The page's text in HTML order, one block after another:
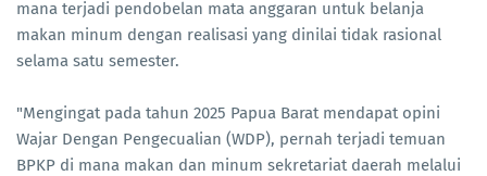
mana terjadi pendobelan mata anggaran untuk belanja
makan minum dengan realisasi yang dinilai tidak rasional
selama satu semester.
​"Mengingat pada tahun 2025 Papua Barat mendapat opini
Wajar Dengan Pengecualian (WDP), pernah terjadi temuan
BPKP di mana makan dan minum sekretariat daerah melalui